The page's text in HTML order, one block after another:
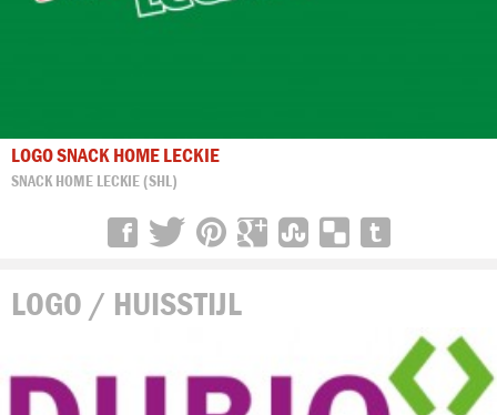
LOGO SNACK HOME LECKIE
SNACK HOME LECKIE (SHL)
LOGO / HUISSTIJL